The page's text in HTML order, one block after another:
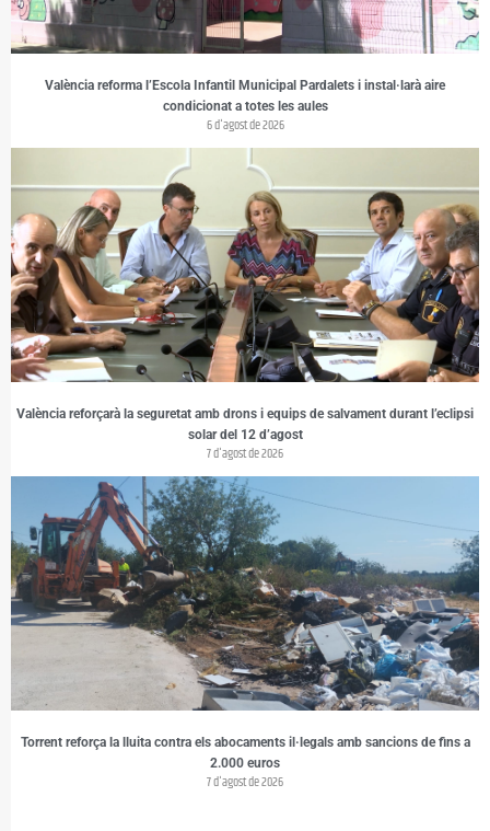
València reforma l’Escola Infantil Municipal Pardalets i instal·larà aire
condicionat a totes les aules
6 d'agost de 2026
València reforçarà la seguretat amb drons i equips de salvament durant l’eclipsi
solar del 12 d’agost
7 d'agost de 2026
Torrent reforça la lluita contra els abocaments il·legals amb sancions de fins a
2.000 euros
7 d'agost de 2026